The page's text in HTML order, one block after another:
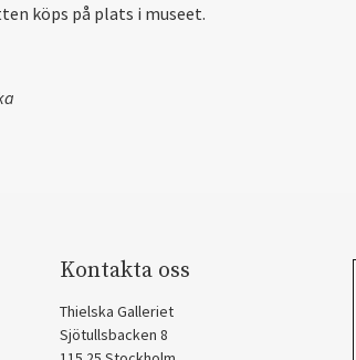
köps på plats i museet.
Kontakta oss
Thielska Galleriet
Sjötullsbacken 8